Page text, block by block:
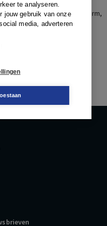
te analyseren.
jouw gebruik van onze
media, adverteren
Haviltex-norm,